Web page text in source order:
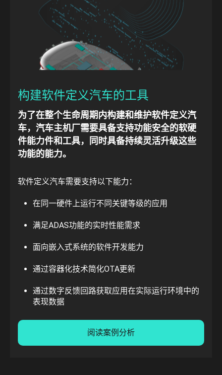
构建软件定义汽车的工具
为了在整个生命周期内构建和维护软件定义汽
车，汽车主机厂需要具备支持功能安全的软硬
件能力件和工具，同时具备持续灵活升级这些
功能的能力。
软件定义汽车需要支持以下能力：
在同一硬件上运行不同关键等级的应用
满足ADAS功能的实时性能需求
面向嵌入式系统的软件开发能力
通过容器化技术简化OTA更新
通过数字反馈回路获取应用在实际运行环境中的
表现数据
阅读案例分析